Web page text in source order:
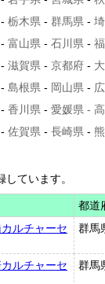
- 栃木県 - 群馬県 -
- 富山県 - 石川県 -
- 滋賀県 - 京都府 -
- 島根県 - 岡山県 -
- 香川県 - 愛媛県 -
- 佐賀県 - 長崎県 -
ています。
都道
カルチャーセ
群馬
カルチャーセ
群馬